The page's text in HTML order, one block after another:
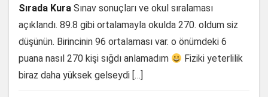
Sırada Kura Sınav sonuçları ve okul sıralaması
açıklandı. 89.8 gibi ortalamayla okulda 270. oldum siz
düşünün. Birincinin 96 ortalaması var. o önümdeki 6
puana nasıl 270 kişi sığdı anlamadım
Fiziki yeterlilik
biraz daha yüksek gelseydi […]